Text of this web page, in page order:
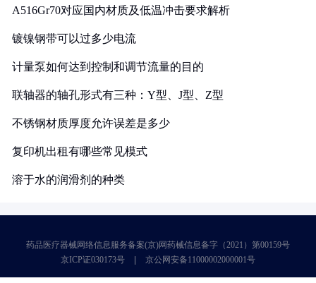
A516Gr70对应国内材质及低温冲击要求解析
镀镍钢带可以过多少电流
计量泵如何达到控制和调节流量的目的
联轴器的轴孔形式有三种：Y型、J型、Z型
不锈钢材质厚度允许误差是多少
复印机出租有哪些常见模式
溶于水的润滑剂的种类
药品医疗器械网络信息服务备案(京)网药械信息备字（2021）第00159号
京ICP证030173号
京公网安备11000002000001号